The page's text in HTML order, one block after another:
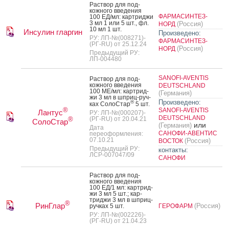
Инсулин гларгин
Рас­твор для под­
кожно­го вве­дения
100 ЕД/мл: кар­трид­жи
3 мл 1 или 5 шт., фл.
10 мл 1 шт.
РУ: ЛП-№(008271)-
(РГ-RU) от 25.12.24
Предыдущий РУ:
ЛП-004480
ФАРМАСИНТЕЗ-
НОРД (Россия)
Произведено:
ФАРМАСИНТЕЗ-
НОРД (Россия)
Лантус®
СолоСтар®
Рас­твор для под­
кожно­го вве­дения
100 МЕ/мл: кар­трид­
жи 3 мл в шприц-руч­
ках Со­лоС­тар®5 шт.
РУ: ЛП-№(000207)-
(РГ-RU) от 20.04.21
Дата
переоформления:
07.10.21
Предыдущий РУ:
ЛСР-007047/09
SANOFI-AVENTIS
DEUTSCHLAND
(Германия)
Произведено:
SANOFI-AVENTIS
DEUTSCHLAND
(Германия) или
САНОФИ-АВЕНТИС
ВОСТОК (Россия)
контакты:
САНОФИ
РинГлар®
Рас­твор для под­
кожно­го вве­дения
100 ЕД/1 мл: кар­трид­
жи 3 мл 5 шт.; кар­
трид­жи 3 мл в шприц-
руч­ках 5 шт.
РУ: ЛП-№(002226)-
(РГ-RU) от 21.04.23
ГЕРОФАРМ (Россия)